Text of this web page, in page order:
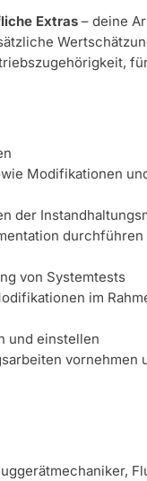
Extras – deine
Modifikationen
der
von Systemtests
im
und einstellen
vornehmen